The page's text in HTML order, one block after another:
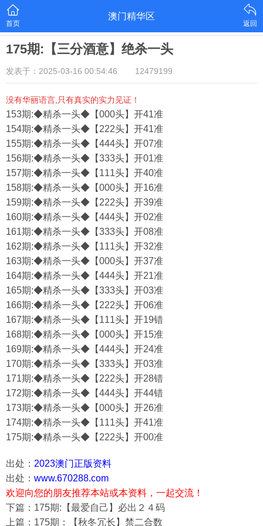
首页
澳门精华区
返回
175期:【三分酒意】绝杀一头
发表于：2025-03-16 00:54:46 12479199
没有华丽语言,只有真实的实力见证！
153期:◆精杀一头◆【000头】开41准
154期:◆精杀一头◆【222头】开41准
155期:◆精杀一头◆【444头】开07准
156期:◆精杀一头◆【333头】开01准
157期:◆精杀一头◆【111头】开40准
158期:◆精杀一头◆【000头】开16准
159期:◆精杀一头◆【222头】开39准
160期:◆精杀一头◆【444头】开02准
161期:◆精杀一头◆【333头】开08准
162期:◆精杀一头◆【111头】开32准
163期:◆精杀一头◆【000头】开37准
164期:◆精杀一头◆【444头】开21准
165期:◆精杀一头◆【333头】开03准
166期:◆精杀一头◆【222头】开06准
167期:◆精杀一头◆【111头】开19错
168期:◆精杀一头◆【000头】开15准
169期:◆精杀一头◆【444头】开24准
170期:◆精杀一头◆【333头】开03准
171期:◆精杀一头◆【222头】开28错
172期:◆精杀一头◆【444头】开44错
173期:◆精杀一头◆【000头】开26准
174期:◆精杀一头◆【111头】开41准
175期:◆精杀一头◆【222头】开00准
出处： 2023澳门正版资料
出处： www.670288.com
欢迎向您的朋友推荐本站或本资料，一起交流！
下篇：175期:【最爱自己】必出２４码
上篇：175期：【秋冬冗长】禁二合数